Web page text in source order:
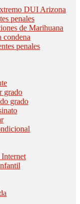
DUI Arizona
penales
de Marihuana
condena
penales
grado
grado